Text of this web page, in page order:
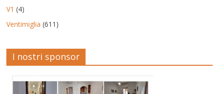
V1 (4)
Ventimiglia (611)
I nostri sponsor